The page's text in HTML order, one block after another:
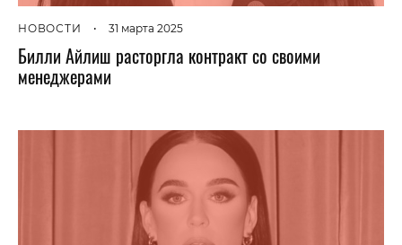
НОВОСТИ • 31 марта 2025
Билли Айлиш расторгла контракт со своими
менеджерами